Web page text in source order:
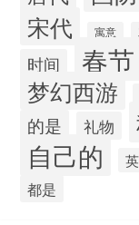
宋代 寓意
时间 春节
梦幻西游
的是 礼物
自己的
都是